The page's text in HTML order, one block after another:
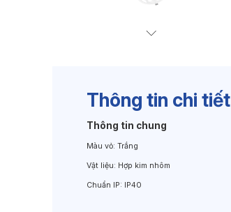
Thông tin chi tiết
Thông tin chung
Màu vỏ: Trắng
Vật liệu: Hợp kim nhôm
Chuẩn IP: IP40